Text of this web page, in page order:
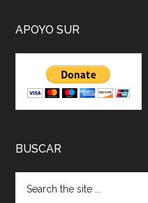
APOYO SUR
BUSCAR